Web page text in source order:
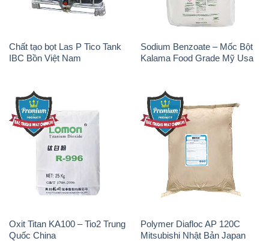
Chất tạo bọt Las P Tico Tank
IBC Bồn Việt Nam
Sodium Benzoate – Mốc Bột
Kalama Food Grade Mỹ Usa
Oxit Titan KA100 – Tio2 Trung
Quốc China
Polymer Diafloc AP 120C
Mitsubishi Nhật Bản Japan